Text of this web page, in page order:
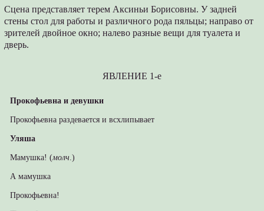
Сцена представляет терем Аксиньи Борисовны. У задней
стены стол для работы и различного рода пяльцы; направо от
зрителей двойное окно; налево разные вещи для туалета и
дверь.
ЯВЛЕНИЕ 1-е
Прокофьевна и девушки
Прокофьевна раздевается и всхлипывает
Уляша
Мамушка! (молч .)
А мамушка
Прокофьевна!